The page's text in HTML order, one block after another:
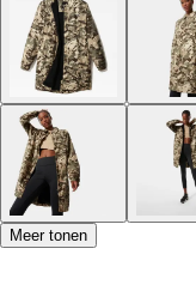
Meer tonen